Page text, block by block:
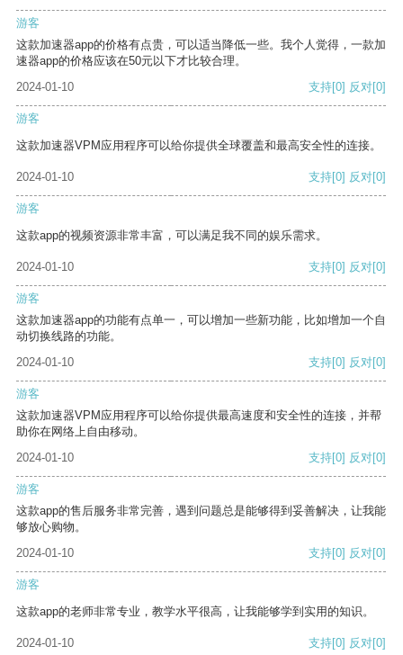
游客
这款加速器app的价格有点贵，可以适当降低一些。我个人觉得，一款加
速器app的价格应该在50元以下才比较合理。
2024-01-10
支持[0] 反对[0]
游客
这款加速器VPM应用程序可以给你提供全球覆盖和最高安全性的连接。
2024-01-10 支持[0] 反对[0]
游客
这款app的视频资源非常丰富，可以满足我不同的娱乐需求。
2024-01-10 支持[0] 反对[0]
游客
这款加速器app的功能有点单一，可以增加一些新功能，比如增加一个自
动切换线路的功能。
2024-01-10
支持[0] 反对[0]
游客
这款加速器VPM应用程序可以给你提供最高速度和安全性的连接，并帮
助你在网络上自由移动。
2024-01-10
支持[0] 反对[0]
游客
这款app的售后服务非常完善，遇到问题总是能够得到妥善解决，让我能
够放心购物。
2024-01-10
支持[0] 反对[0]
游客
这款app的老师非常专业，教学水平很高，让我能够学到实用的知识。
2024-01-10 支持[0] 反对[0]